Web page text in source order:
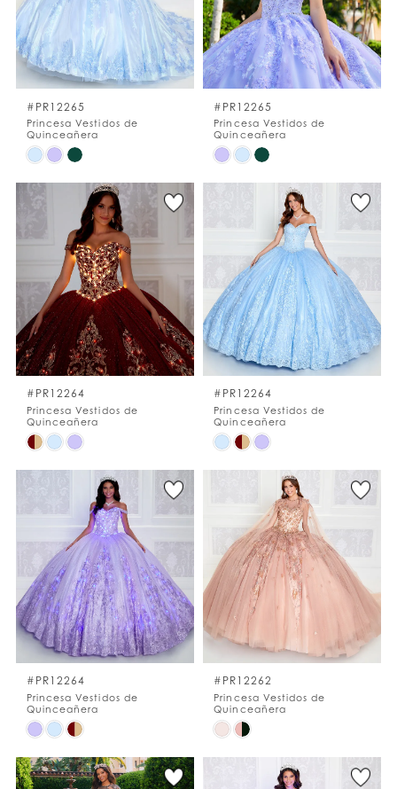
#PR12265
Princesa Vestidos de
Quinceañera
Skip
List
#f588664e26
#PR12265
Princesa Vestidos de
Quinceañera
Skip
#45a741e904
#PR12264
Princesa Vestidos de
Quinceañera
Skip
#36ed3f5a63
end
#PR12264
Princesa Vestidos de
Quinceañera
Skip
#6370dda252
end
#PR12264
Princesa Vestidos de
Quinceañera
Skip
List
#PR12262
Princesa Vestidos de
Quinceañera
Skip